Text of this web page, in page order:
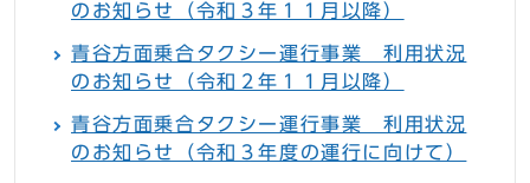
のお知らせ（令和３年１１月以降）
青谷方面乗合タクシー運行事業 利用状況
のお知らせ（令和２年１１月以降）
青谷方面乗合タクシー運行事業 利用状況
のお知らせ（令和３年度の運行に向けて）